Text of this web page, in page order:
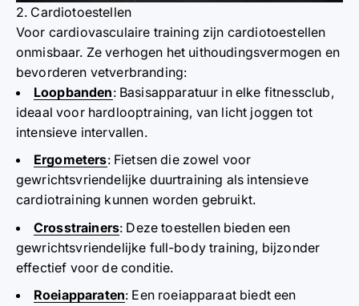
2. Cardiotoestellen
Voor cardiovasculaire training zijn cardiotoestellen
onmisbaar. Ze verhogen het uithoudingsvermogen en
bevorderen vetverbranding:
Loopbanden: Basisapparatuur in elke fitnessclub,
ideaal voor hardlooptraining, van licht joggen tot
intensieve intervallen.
Ergometers: Fietsen die zowel voor
gewrichtsvriendelijke duurtraining als intensieve
cardiotraining kunnen worden gebruikt.
Crosstrainers: Deze toestellen bieden een
gewrichtsvriendelijke full-body training, bijzonder
effectief voor de conditie.
Roeiapparaten: Een roeiapparaat biedt een